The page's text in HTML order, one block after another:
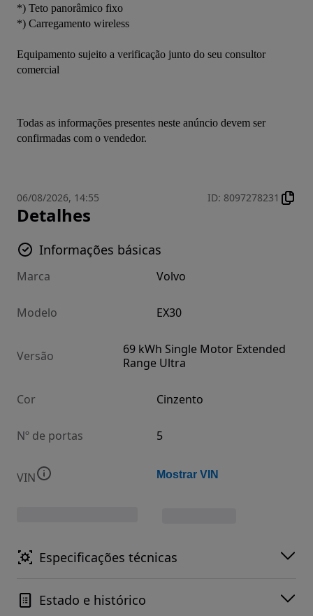
*) Teto panorâmico fixo
*) Carregamento wireless
Equipamento sujeito a verificação junto do seu consultor
comercial
Todas as informações presentes neste anúncio devem ser
confirmadas com o vendedor.
06/08/2026, 14:55 ID: 8097278231
Detalhes
Informações básicas
Marca Volvo
Modelo EX30
Versão
69 kWh Single Motor Extended
Range Ultra
Cor Cinzento
Nº de portas 5
VIN Mostrar VIN
Especificações técnicas
Estado e histórico